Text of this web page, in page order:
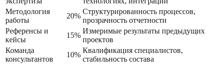
Методология
работы
20%
Структурированность процессов,
прозрачность отчетности
Референсы и
кейсы
15%
Измеримые результаты предыдущих
проектов
Команда
консультантов
10%
Квалификация специалистов,
стабильность состава